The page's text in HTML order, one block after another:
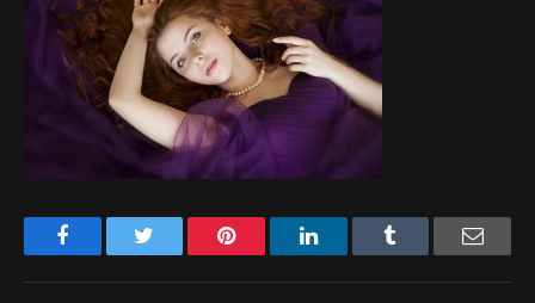
Facebook Pinterest LinkedIn Email